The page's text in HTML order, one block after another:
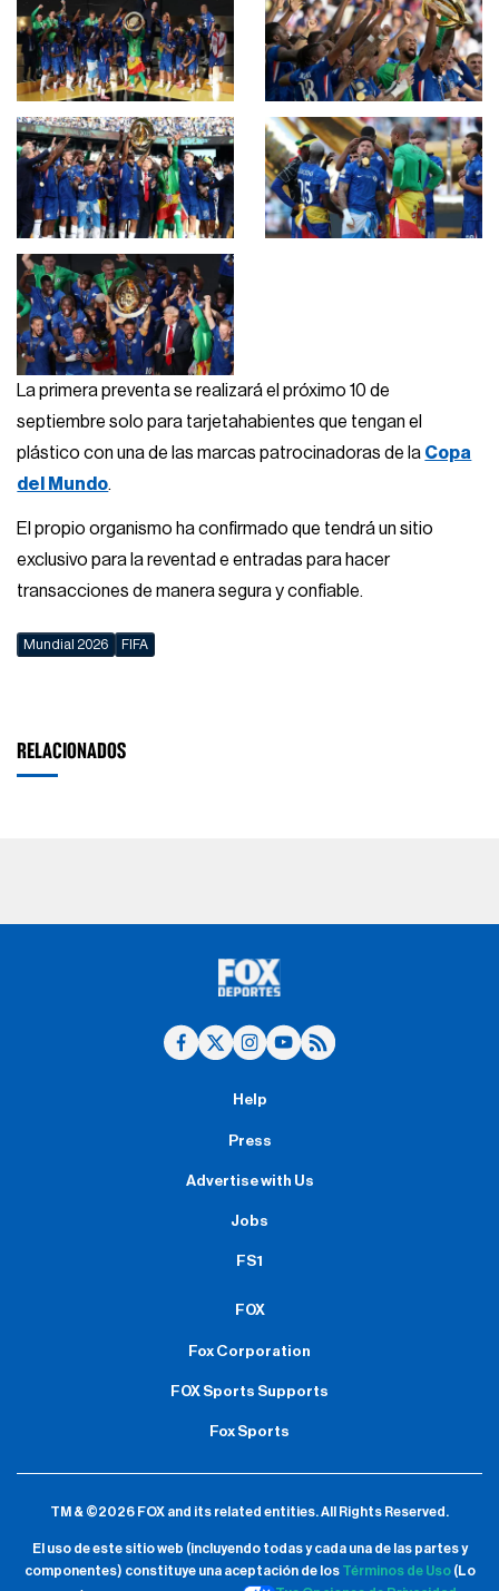
La primera preventa se realizará el próximo 10 de
septiembre solo para tarjetahabientes que tengan el
plástico con una de las marcas patrocinadoras de la Copa
del Mundo.
El propio organismo ha confirmado que tendrá un sitio
exclusivo para la reventad e entradas para hacer
transacciones de manera segura y confiable.
Mundial 2026 FIFA
RELACIONADOS
Help
Press
Advertise with Us
Jobs
FS1
FOX
Fox Corporation
FOX Sports Supports
Fox Sports
TM & ©2026 FOX and its related entities.All Rights Reserved.
El uso de este sitio web (incluyendo todas y cada una de las partes y
componentes) constituye una aceptación de los Términos de Uso(Lo